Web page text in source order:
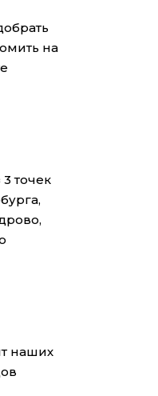
на
точек
наших